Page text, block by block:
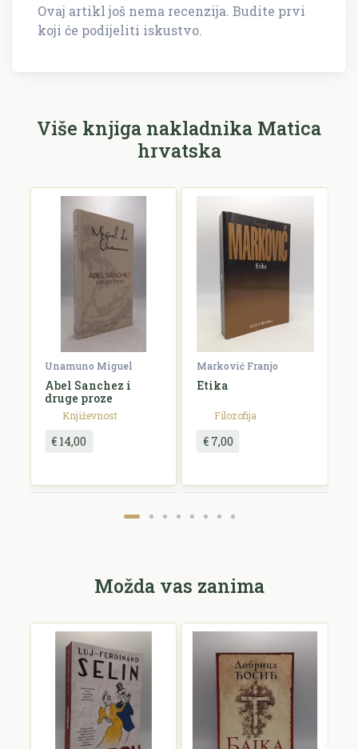
Napišite recenziju
E-mail se ne prikazuje javno.
Ocjena *
Komentar *
Ovaj artikl još nema recenzija. Budite prvi
koji će podijeliti iskustvo.
Više knjiga nakladnika Matica
hrvatska
Unamuno Miguel
Abel Sanchez i
druge proze
Književnost
€ 14,00
Marković Franjo
Etika
Filozofija
€ 7,00
Možda vas zanima